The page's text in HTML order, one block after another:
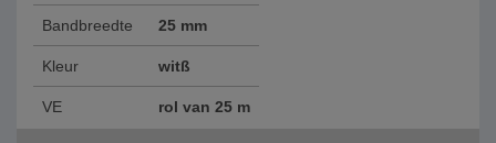
Bandbreedte 25 mm
Kleur witß
VE rol van 25 m